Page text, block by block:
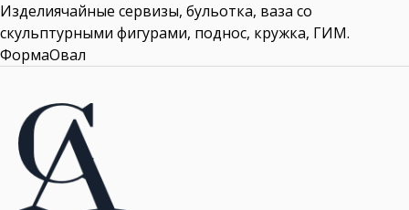
Изделиячайные сервизы, бульотка, ваза со
скульптурными фигурами, поднос, кружка, ГИМ.
ФормаОвал